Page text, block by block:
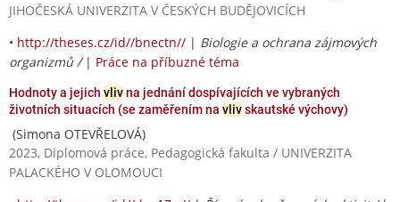
JIHOČESKÁ UNIVERZITA V ČESKÝCH BUDĚJOVICÍCH
• http://theses.cz/id//bnectn// | Biologie a ochrana zájmových
organizmů / | Práce na příbuzné téma
Hodnoty a jejich vlivna jednání dospívajících ve vybraných
životních situacích (se zaměřením na vlivskautské výchovy)
(Simona OTEVŘELOVÁ)
2023, Diplomová práce, Pedagogická fakulta / UNIVERZITA
PALACKÉHO V OLOMOUCI